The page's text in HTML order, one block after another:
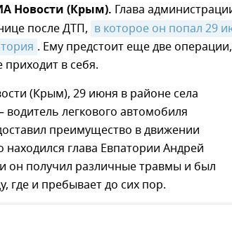
Новости (Крым). Глава
после ДТП, в которое он попал 29
. Ему предстоит еще две операции,
в себя.
(Крым), 29 июня в районе села
легкового автомобиля
преимущество в движении
находился глава Евпатории Андрей
он получил различные травмы и был
где и пребывает до сих пор.